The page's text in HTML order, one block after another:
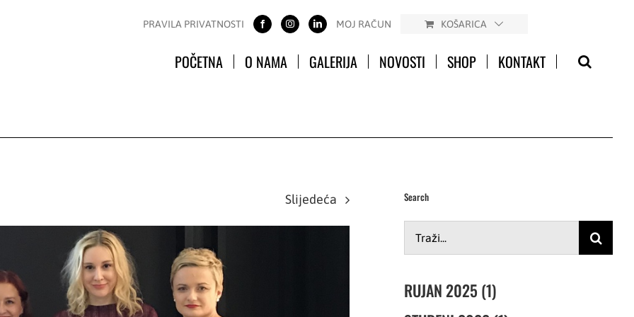
PRAVILA PRIVATNOSTI MOJ RAČUN KOŠARICA
POČETNA O NAMA GALERIJA NOVOSTI SHOP KONTAKT
Slijedeća Search
RUJAN 2025 (1)